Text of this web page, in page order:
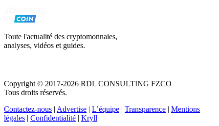
Toute l'actualité des cryptomonnaies,
analyses, vidéos et guides.
Copyright © 2017-2026 RDL CONSULTING FZCO
Tous droits réservés.
Contactez-nous | Advertise | L’équipe | Transparence | Mentions
légales | Confidentialité | Kryll